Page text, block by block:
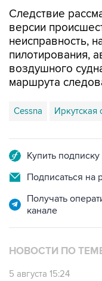
Следствие
версии
неисправность,
пилотирования,
воздушного
маршрута
Cessna Иркутская
Купить
Подписаться на
Получать
канале
НОВОСТИ ПО
5 августа 15:24